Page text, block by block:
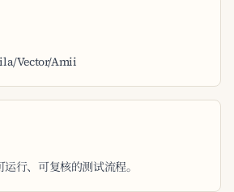
Vector/Amii
行、可复核的测试流程。